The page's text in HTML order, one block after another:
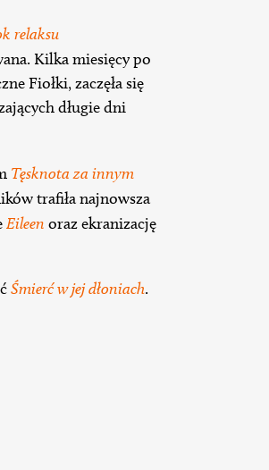
relaksu
Kilka miesięcy po
Fiołki, zaczęła się
długie dni
Tęsknota za innym
trafiła najnowsza
Eileen oraz ekranizację
Śmierć w jej dłoniach.